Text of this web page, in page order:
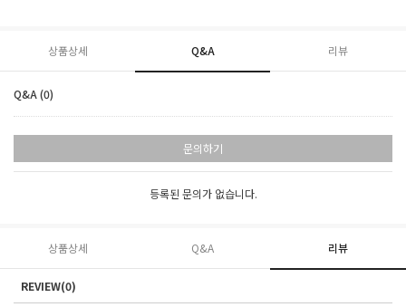
상품상세 Q&A 리뷰
Q&A (0)
문의하기
등록된 문의가 없습니다.
상품상세 Q&A 리뷰
REVIEW(0)